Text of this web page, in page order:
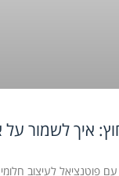
איך לשמור על
פוטנציאל לעיצוב